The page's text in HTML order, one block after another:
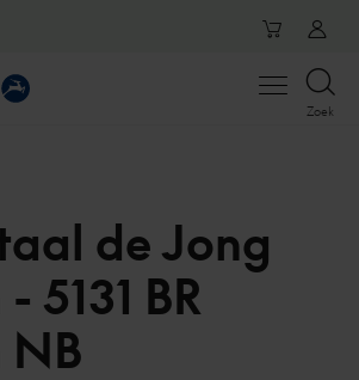
Open
Zoek
de Jong
5131 BR
NB